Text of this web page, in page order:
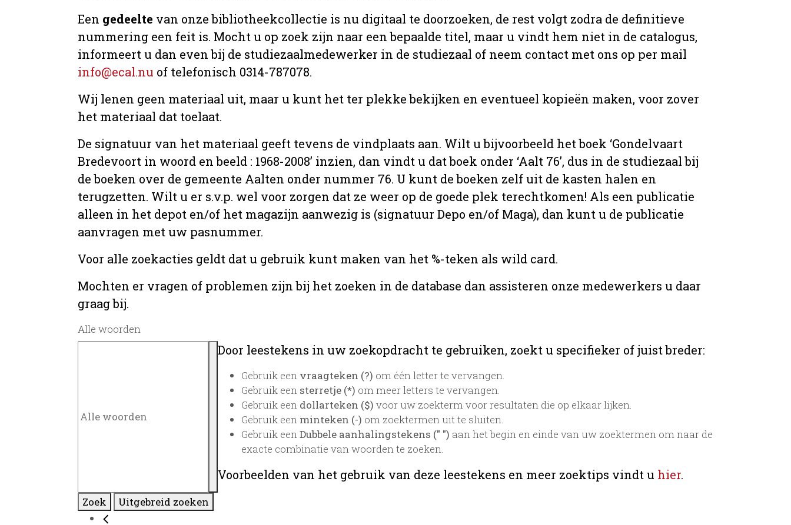
Een gedeelte van onze bibliotheekcollectie is nu digitaal te doorzoeken, de rest volgt zodra de definitieve
nummering een feit is. Mocht u op zoek zijn naar een bepaalde titel, maar u vindt hem niet in de catalogus,
informeert u dan even bij de studiezaalmedewerker in de studiezaal of neem contact met ons op per mail
info@ecal.nu of telefonisch 0314-787078.
Wij lenen geen materiaal uit, maar u kunt het ter plekke bekijken en eventueel kopieën maken, voor zover
het materiaal dat toelaat.
De signatuur van het materiaal geeft tevens de vindplaats aan. Wilt u bijvoorbeeld het boek ‘Gondelvaart
Bredevoort in woord en beeld : 1968-2008’ inzien, dan vindt u dat boek onder ‘Aalt 76’, dus in de studiezaal bij
de boeken over de gemeente Aalten onder nummer 76. U kunt de boeken zelf uit de kasten halen en
terugzetten. Wilt u er s.v.p. wel voor zorgen dat ze weer op de goede plek terechtkomen! Als een publicatie
alleen in het depot en/of het magazijn aanwezig is (signatuur Depo en/of Maga), dan kunt u de publicatie
aanvragen met uw pasnummer.
Voor alle zoekacties geldt dat u gebruik kunt maken van het %-teken als wild card.
Mochten er vragen of problemen zijn bij het zoeken in de database dan assisteren onze medewerkers u daar
graag bij.
Alle woorden
Door leestekens in uw zoekopdracht te gebruiken, zoekt u specifieker of juist breder:
Gebruik een vraagteken (?) om één letter te vervangen.
Gebruik een sterretje (*) om meer letters te vervangen.
Gebruik een dollarteken ($) voor uw zoekterm voor resultaten die op elkaar lijken.
Gebruik een minteken (-) om zoektermen uit te sluiten.
Gebruik eenDubbele aanhalingstekens (" ") aan het begin en einde van uw zoektermen om naar de
exacte combinatie van woorden te zoeken.
Voorbeelden van het gebruik van deze leestekens en meer zoektips vindt u hier.
Zoek Uitgebreid zoeken